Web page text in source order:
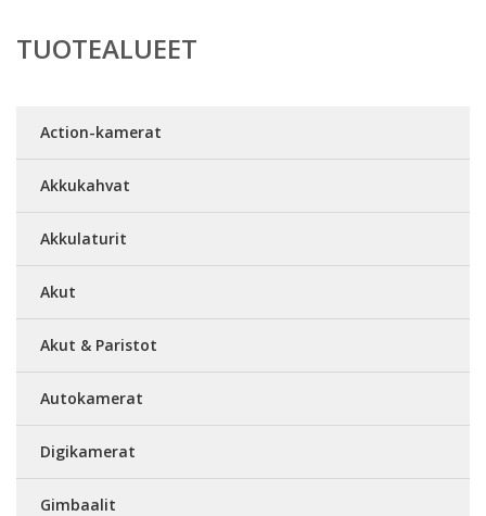
TUOTEALUEET
Action-kamerat
Akkukahvat
Akkulaturit
Akut
Akut & Paristot
Autokamerat
Digikamerat
Gimbaalit